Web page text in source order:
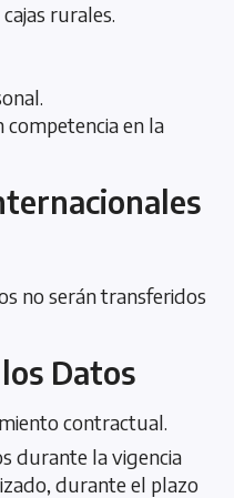
rurales.
competencia en la
no serán transferidos
Datos
contractual.
durante la vigencia
durante el plazo